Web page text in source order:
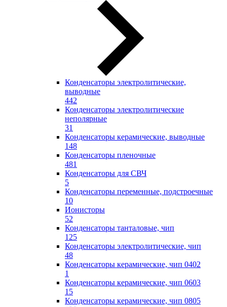
Конденсаторы электролитические,
выводные
442
Конденсаторы электролитические
неполярные
31
Конденсаторы керамические, выводные
148
Конденсаторы пленочные
481
Конденсаторы для СВЧ
5
Конденсаторы переменные, подстроечные
10
Ионисторы
52
Конденсаторы танталовые, чип
125
Конденсаторы электролитические, чип
48
Конденсаторы керамические, чип 0402
1
Конденсаторы керамические, чип 0603
15
Конденсаторы керамические, чип 0805